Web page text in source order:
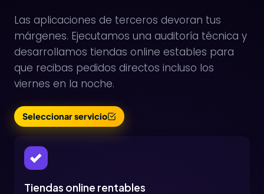
Las aplicaciones de terceros devoran tus
márgenes. Ejecutamos una auditoría técnica y
desarrollamos tiendas online estables para
que recibas pedidos directos incluso los
viernes en la noche.
Seleccionar servicio
Tiendas online rentables